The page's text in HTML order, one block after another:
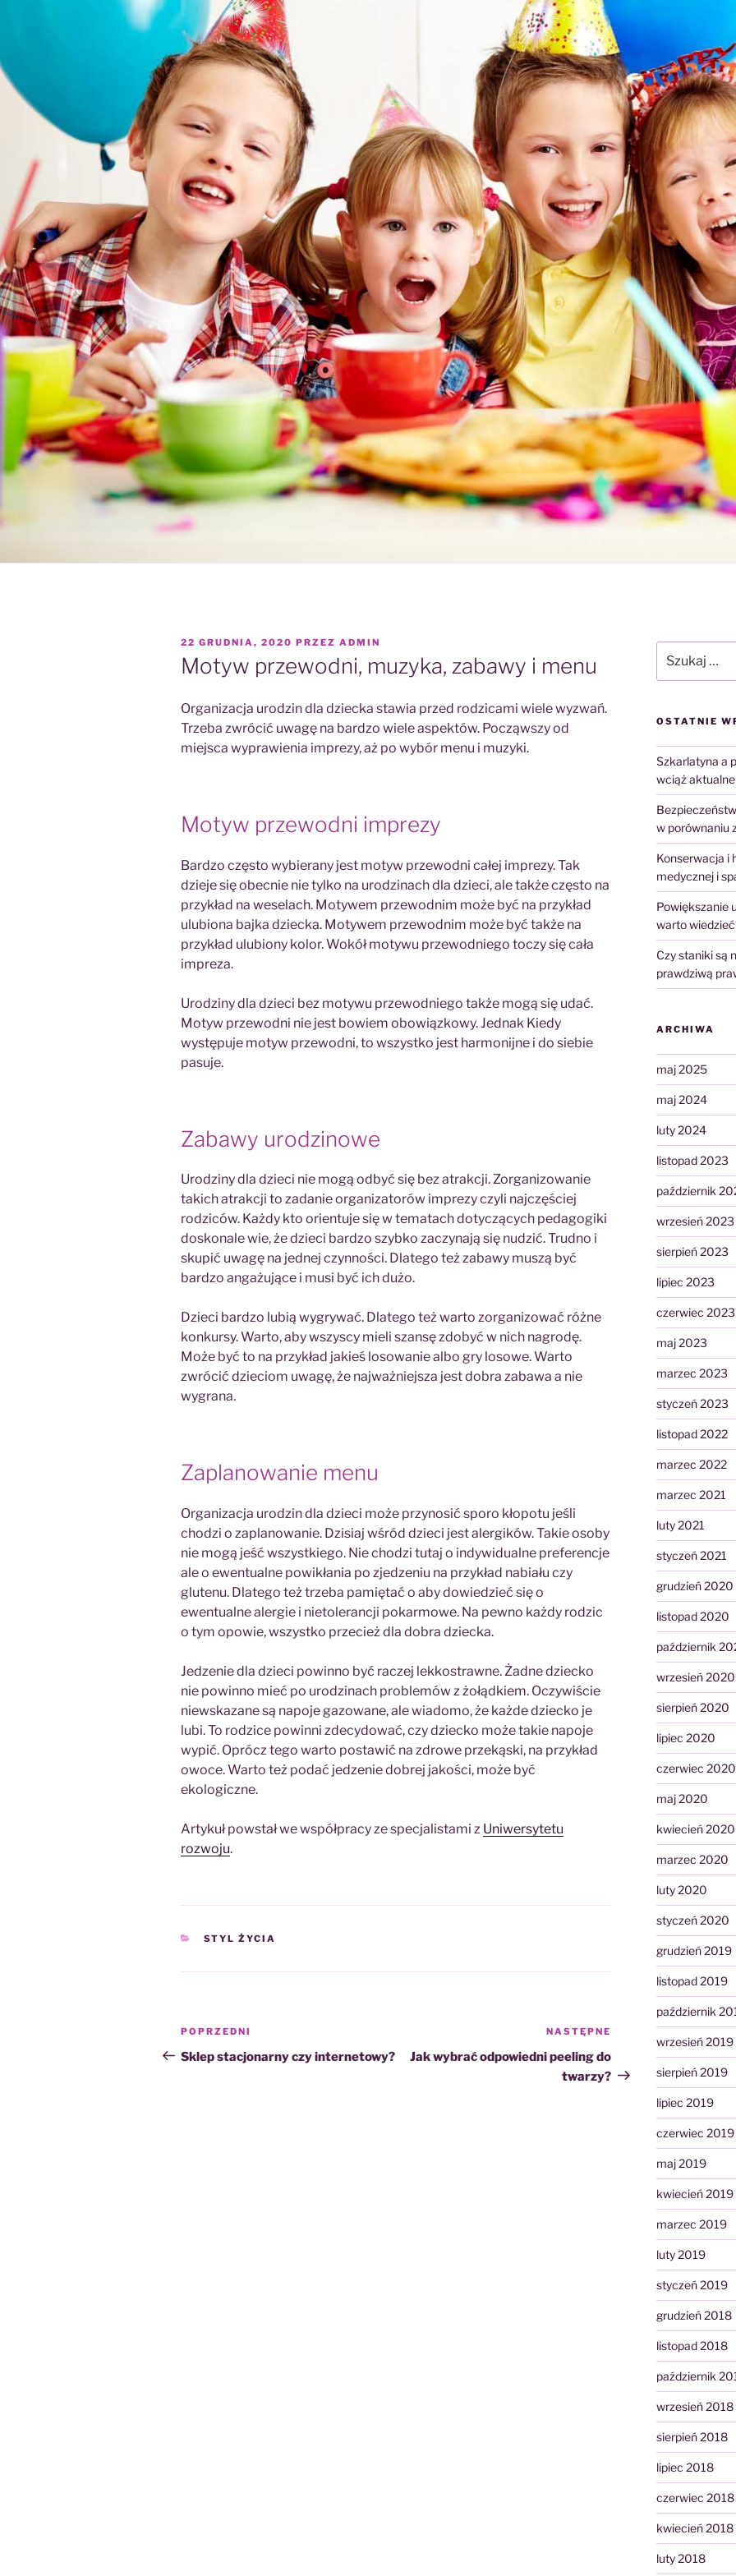
OPUBLIKOWANE
W
22 GRUDNIA, 2020 PRZEZ ADMIN
Motyw przewodni, muzyka, zabawy i menu
Organizacja urodzin dla dziecka stawia przed rodzicami wiele wyzwań.
Trzeba zwrócić uwagę na bardzo wiele aspektów. Począwszy od
miejsca wyprawienia imprezy, aż po wybór menu i muzyki.
Motyw przewodni imprezy
Bardzo często wybierany jest motyw przewodni całej imprezy. Tak
dzieje się obecnie nie tylko na urodzinach dla dzieci, ale także często na
przykład na weselach. Motywem przewodnim może być na przykład
ulubiona bajka dziecka. Motywem przewodnim może być także na
przykład ulubiony kolor. Wokół motywu przewodniego toczy się cała
impreza.
Urodziny dla dzieci bez motywu przewodniego także mogą się udać.
Motyw przewodni nie jest bowiem obowiązkowy. Jednak Kiedy
występuje motyw przewodni, to wszystko jest harmonijne i do siebie
pasuje.
Zabawy urodzinowe
Urodziny dla dzieci nie mogą odbyć się bez atrakcji. Zorganizowanie
takich atrakcji to zadanie organizatorów imprezy czyli najczęściej
rodziców. Każdy kto orientuje się w tematach dotyczących pedagogiki
doskonale wie, że dzieci bardzo szybko zaczynają się nudzić. Trudno i
skupić uwagę na jednej czynności. Dlatego też zabawy muszą być
bardzo angażujące i musi być ich dużo.
Dzieci bardzo lubią wygrywać. Dlatego też warto zorganizować różne
konkursy. Warto, aby wszyscy mieli szansę zdobyć w nich nagrodę.
Może być to na przykład jakieś losowanie albo gry losowe. Warto
zwrócić dzieciom uwagę, że najważniejsza jest dobra zabawa a nie
wygrana.
Zaplanowanie menu
Organizacja urodzin dla dzieci może przynosić sporo kłopotu jeśli
chodzi o zaplanowanie. Dzisiaj wśród dzieci jest alergików. Takie osoby
nie mogą jeść wszystkiego. Nie chodzi tutaj o indywidualne preferencje
ale o ewentualne powikłania po zjedzeniu na przykład nabiału czy
glutenu. Dlatego też trzeba pamiętać o aby dowiedzieć się o
ewentualne alergie i nietolerancji pokarmowe. Na pewno każdy rodzic
o tym opowie, wszystko przecież dla dobra dziecka.
Jedzenie dla dzieci powinno być raczej lekkostrawne. Żadne dziecko
nie powinno mieć po urodzinach problemów z żołądkiem. Oczywiście
niewskazane są napoje gazowane, ale wiadomo, że każde dziecko je
lubi. To rodzice powinni zdecydować, czy dziecko może takie napoje
wypić. Oprócz tego warto postawić na zdrowe przekąski, na przykład
owoce. Warto też podać jedzenie dobrej jakości, może być
ekologiczne.
Artykuł powstał we współpracy ze specjalistami z Uniwersytetu
rozwoju.
KATEGORIE
STYL ŻYCIA
Nawigacja
wpisu
Poprzedni
wpis
POPRZEDNI
Sklep stacjonarny czy internetowy?
wpis
NASTĘPNE
Jak wybrać odpowiedni peeling do
twarzy?
OSTATNIE
Szkarlatyna a
wciąż
w porównaniu
Konserwacja i
medycznej i
Powiększanie
warto
Czy staniki są
prawdziwą
ARCHIWA
maj 2025
maj 2024
luty 2024
listopad 2023
październik
wrzesień 2023
sierpień 2023
lipiec 2023
czerwiec 2023
maj 2023
marzec 2023
styczeń 2023
listopad 2022
marzec 2022
marzec 2021
luty 2021
styczeń 2021
grudzień 2020
listopad 2020
październik
wrzesień 2020
sierpień 2020
lipiec 2020
czerwiec 2020
maj 2020
kwiecień 2020
marzec 2020
luty 2020
styczeń 2020
grudzień 2019
listopad 2019
październik
wrzesień 2019
sierpień 2019
lipiec 2019
czerwiec 2019
maj 2019
kwiecień 2019
marzec 2019
luty 2019
styczeń 2019
grudzień 2018
listopad 2018
październik
wrzesień 2018
sierpień 2018
lipiec 2018
czerwiec 2018
kwiecień 2018
luty 2018